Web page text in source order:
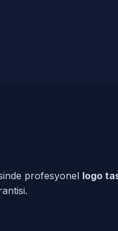
profesyonel logo